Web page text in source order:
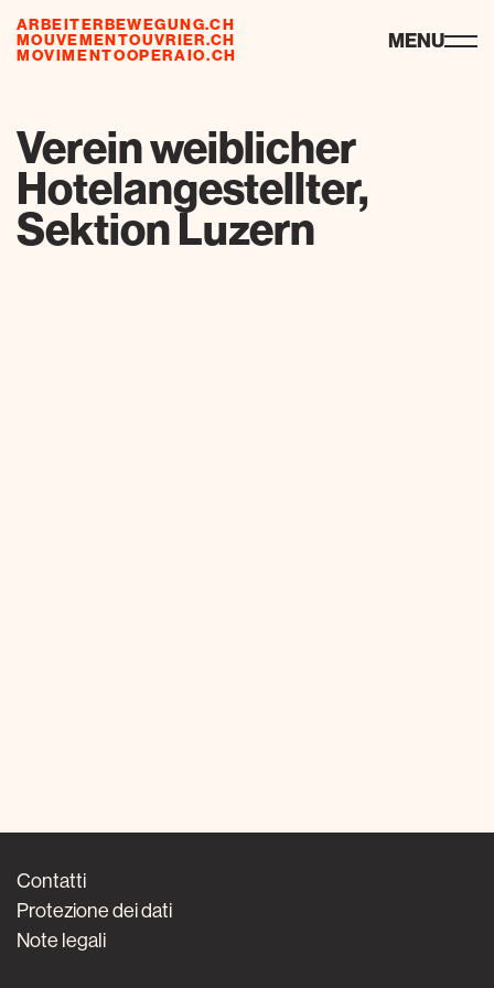
ARBEITERBEWEGUNG.CH
MOUVEMENTOUVRIER.CH
MOVIMENTOOPERAIO.CH
risorse MENU
Verein weiblicher
Hotelangestellter,
Sektion Luzern
Contatti
Protezione dei dati
Note legali